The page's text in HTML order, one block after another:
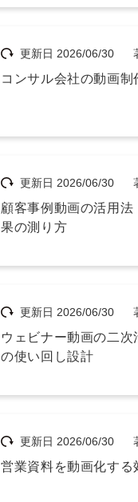
更新日 2026/06/30
コンサル会社の動画
更新日 2026/06/30
顧客事例動画の活用
果の測り方
更新日 2026/06/30
ウェビナー動画の二
の使い回し設計
更新日 2026/06/30
営業資料を動画化する